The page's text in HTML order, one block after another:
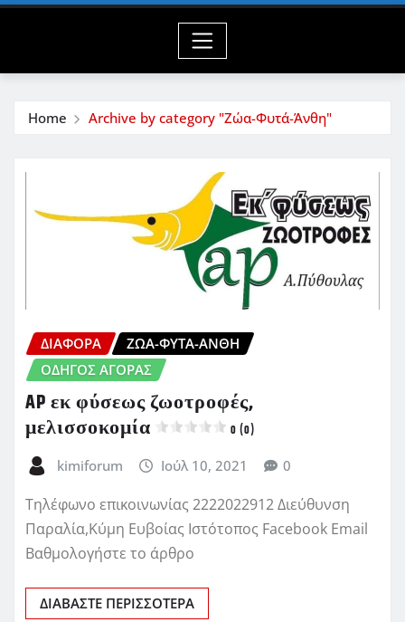
Home Archive by category "Ζώα-Φυτά-Άνθη"
ΔΙΆΦΟΡΑ
ΖΏΑ-ΦΥΤΆ-ΆΝΘΗ
ΟΔΗΓΌΣ ΑΓΟΡΆΣ
AP εκ φύσεως ζωοτροφές,
μελισσοκομία
0 (0)
kimiforum Ιούλ 10, 2021 0
Τηλέφωνο επικοινωνίας 2222022912 Διεύθυνση
Παραλία,Κύμη Ευβοίας Ιστότοπος Facebook Email
Βαθμολογήστε το άρθρο
ΔΙΑΒΆΣΤΕ ΠΕΡΙΣΣΌΤΕΡΑ